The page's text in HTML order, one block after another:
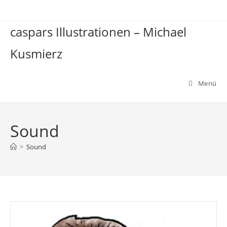
springen
caspars Illustrationen – Michael
Kusmierz
Menü
Sound
> Sound